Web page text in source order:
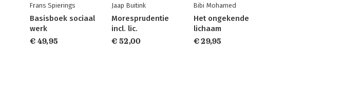
Frans Spierings
Basisboek sociaal
werk
€ 49,95
Jaap Buitink
Moresprudentie
incl. lic.
€ 52,00
Bibi Mohamed
Het ongekende
lichaam
€ 29,95